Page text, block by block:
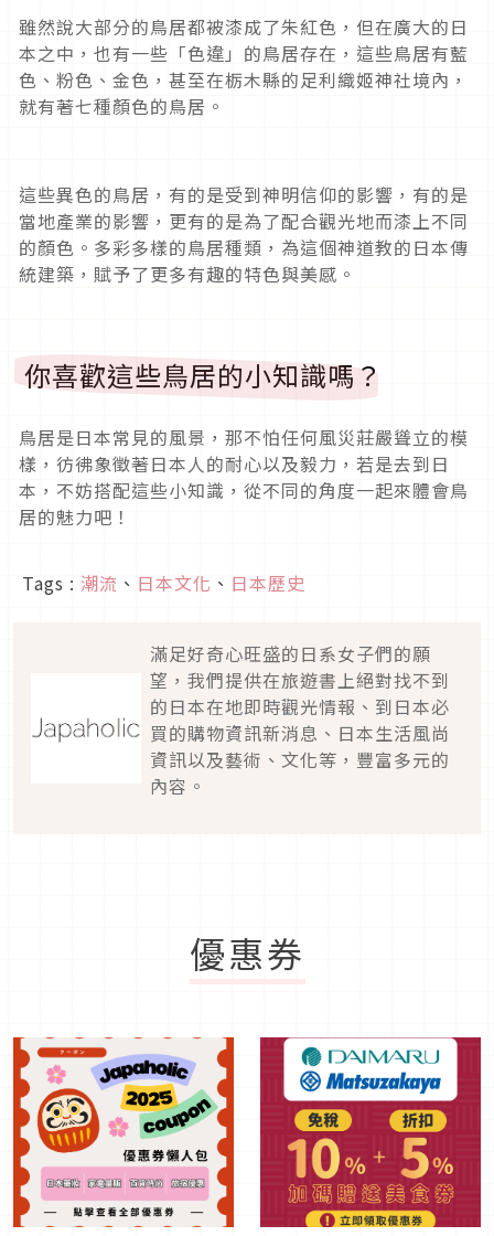
雖然說大部分的鳥居都被漆成了朱紅色，但在廣大的日
本之中，也有一些「色違」的鳥居存在，這些鳥居有藍
色、粉色、金色，甚至在栃木縣的足利織姬神社境內，
就有著七種顏色的鳥居。
這些異色的鳥居，有的是受到神明信仰的影響，有的是
當地產業的影響，更有的是為了配合觀光地而漆上不同
的顏色。多彩多樣的鳥居種類，為這個神道教的日本傳
統建築，賦予了更多有趣的特色與美感。
你喜歡這些鳥居的小知識嗎？
鳥居是日本常見的風景，那不怕任何風災莊嚴聳立的模
樣，彷彿象徵著日本人的耐心以及毅力，若是去到日
本，不妨搭配這些小知識，從不同的角度一起來體會鳥
居的魅力吧！
Tags : 潮流 、 日本文化 、 日本歷史
滿足好奇心旺盛的日系女子們的願
望，我們提供在旅遊書上絕對找不到
的日本在地即時觀光情報、到日本必
買的購物資訊新消息、日本生活風尚
資訊以及藝術、文化等，豐富多元的
內容。
優惠券